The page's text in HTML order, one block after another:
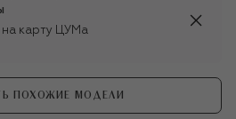
карту ЦУМа
ПОХОЖИЕ МОДЕЛИ